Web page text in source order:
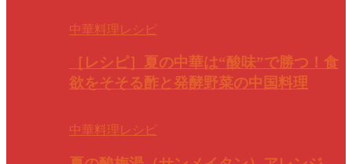
中華料理レシピ
［レシピ］夏の中華は“酸味”で勝つ！食
欲をそそる酢と発酵野菜の中国料理
中華料理レシピ